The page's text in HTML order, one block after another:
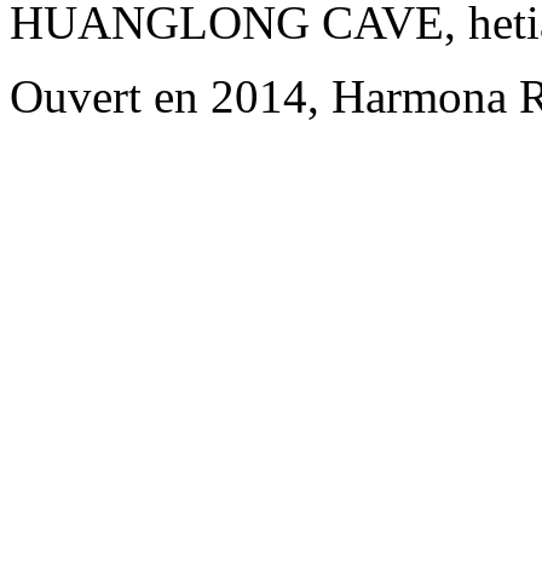
HUANGLONG CAVE,
Ouvert en 2014, Harmona